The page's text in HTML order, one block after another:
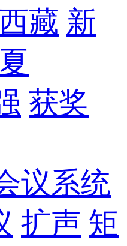
西藏 新
获奖
议系统
扩声 矩